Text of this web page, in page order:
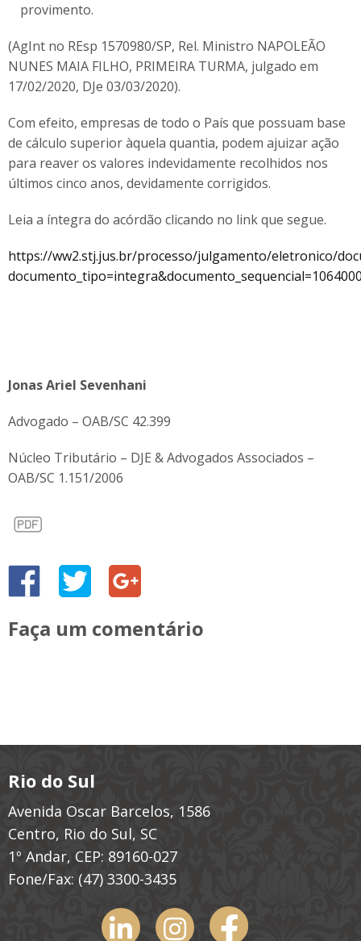
provimento.
(AgInt no REsp 1570980/SP, Rel. Ministro NAPOLEÃO
NUNES MAIA FILHO, PRIMEIRA TURMA, julgado em
17/02/2020, DJe 03/03/2020).
Com efeito, empresas de todo o País que possuam base
de cálculo superior àquela quantia, podem ajuizar ação
para reaver os valores indevidamente recolhidos nos
últimos cinco anos, devidamente corrigidos.
Leia a íntegra do acórdão clicando no link que segue.
https://ww2.stj.jus.br/processo/julgamento/eletronico/
Jonas Ariel Sevenhani
Advogado – OAB/SC 42.399
Núcleo Tributário – DJE & Advogados Associados –
OAB/SC 1.151/2006
Faça um comentário
Rio do Sul
Avenida Oscar Barcelos, 1586
Centro, Rio do Sul, SC
1º Andar, CEP: 89160-027
Fone/Fax: (47) 3300-3435